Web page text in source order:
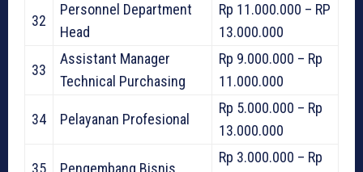
32
Personnel Department
Head
Rp 11.000.000 – RP
13.000.000
33
Assistant Manager
Technical Purchasing
Rp 9.000.000 – Rp
11.000.000
34 Pelayanan Profesional
Rp 5.000.000 – Rp
13.000.000
Rp 3.000.000 – Rp